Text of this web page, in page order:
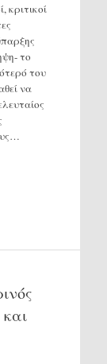
κριτικοί
το
του
να